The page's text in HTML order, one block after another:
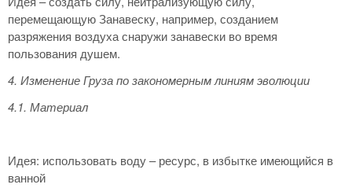
перемещающую Занавеску, например, созданием
разряжения воздуха снаружи занавески во время
пользования душем.
4. Изменение Груза по закономерным линиям эволюции
4.1. Материал
Идея: использовать воду – ресурс, в избытке имеющийся в
ванной